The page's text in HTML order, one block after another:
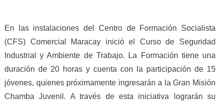
En las instalaciones del Centro de Formación Socialista
(CFS) Comercial Maracay inició el Curso de Seguridad
Industrial y Ambiente de Trabajo. La Formación tiene una
duración de 20 horas y cuenta con la participación de 15
jóvenes, quienes próximamente ingresarán a la Gran Misión
Chamba Juvenil. A través de esta iniciativa lograrán su